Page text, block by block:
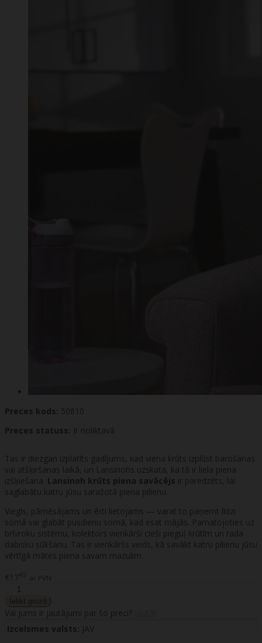
Preces kods: 50810
Preces statuss: Ir noliktavā
Tas ir diezgan izplatīts gadījums, kad viena krūts izplūst barošanas
vai atšķiršanas laikā, un Lansinohs uzskata, ka tā ir liela piena
izšķiešana. Lansinoh krūts piena savācējs ir paredzēts, lai
saglabātu katru jūsu saražotā piena pilienu.
Viegls, pārnēsājams un ērti lietojams — varat to paņemt līdzi
somā vai glabāt pusdienu somā, kad esat mājās. Pamatojoties uz
brīvroku sistēmu, kolektors vienkārši cieši pieguļ krūtīm un rada
dabisku sūkšanu. Tas ir vienkāršs veids, kā savākt katru pilienu jūsu
vērtīgā mātes piena savam mazulim.
€17 45 ar PVN
Vai jums ir jautājumi par šo preci?
Izcelsmes valsts: JAV